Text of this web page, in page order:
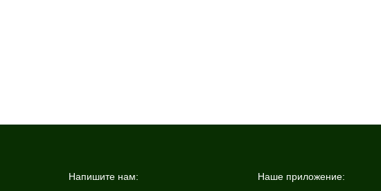
Напишите нам: Наше приложение: